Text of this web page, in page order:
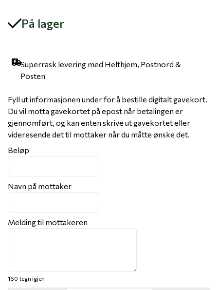
På lager
Superrask levering med Helthjem, Postnord &
Posten
Fyll ut informasjonen under for å bestille digitalt gavekort.
Du vil motta gavekortet på epost når betalingen er
gjennomført, og kan enten skrive ut gavekortet eller
videresende det til mottaker når du måtte ønske det.
Beløp
Navn på mottaker
Melding til mottakeren
160 tegn igjen